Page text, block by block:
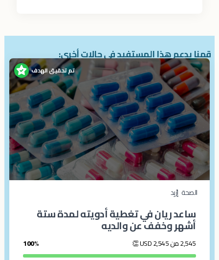
قمنا بدعم هذا المستفيد في حالات أخرى:
تم تحقيق الهدف
الصحة إرْبِد‎
ساعد ريان في تغطية أدويته لمدة ستة
أشهر وخفف عن والديه
2,545 من 2,545 USD
👏
100%